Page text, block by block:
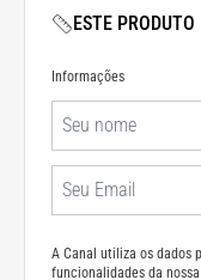
ESTE
Informações
A Canal utiliza os dados
funcionalidades da